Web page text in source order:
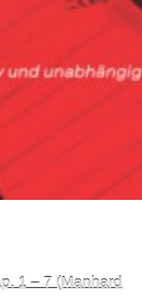
1 – 7 (Manhard